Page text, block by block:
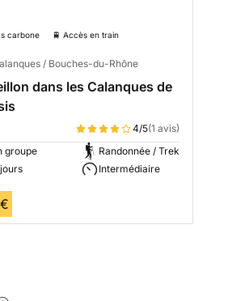
carbone 🚆 Accès en train
/ Bouches-du-Rhône
dans les Calanques de
4/5(1 avis)
groupe
Randonnée / Trek
Intermédiaire